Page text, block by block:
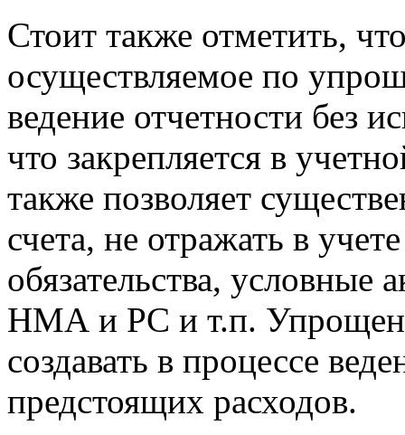
Стоит также отметить,
осуществляемое по
ведение отчетности без
что закрепляется в
также позволяет
счета, не отражать в
обязательства, условные
НМА и РС и т.п.
создавать в процессе
предстоящих расходов.